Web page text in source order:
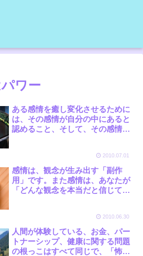
ワー
ある感情を癒し変化させるために
は、その感情が自分の中にあると
認めること、そして、その感情が
うえで、その感情の裏にはどのよ
うな観念があるのかを見ていきま
す。 by バシャール
2010.07.01
感情は、観念が生み出す「副作
用」です。また感情は、あなたが
「どんな観念を本当だと信じてい
2010.06.30
人間が体験している、お金、パー
トナーシップ、健康に関する問題
の根っこはすべて同じで、「怖